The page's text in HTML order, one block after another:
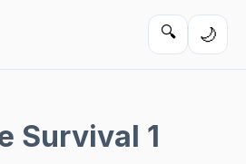
🔍 🌙
Survival 1